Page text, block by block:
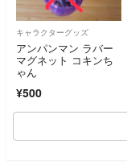
キャラクターグッズ
アンパンマン ラバー
マグネット コキンち
ゃん
¥500